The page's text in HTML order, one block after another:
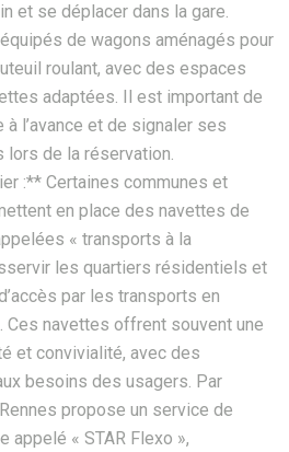
et se déplacer dans la gare.
de wagons aménagés pour
roulant, avec des espaces
adaptées. Il est important de
l’avance et de signaler ses
de la réservation.
:** Certaines communes et
en place des navettes de
« transports à la
les quartiers résidentiels et
par les transports en
Ces navettes offrent souvent une
et convivialité, avec des
besoins des usagers. Par
propose un service de
appelé « STAR Flexo »,